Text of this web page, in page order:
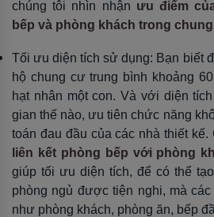
chúng tôi nhìn nhận ưu điểm
bếp và phòng khách trong
Tối ưu diện tích sử dụng: Bạn biết
hộ chung cư trung bình khoảng
hạt nhân một con. Và với diện
gian thế nào, ưu tiên chức năng
toán đau đầu của các nhà thiết
liên kết phòng bếp với phòng
giúp tối ưu diện tích, để có thể
phòng ngủ được tiện nghi, mà
như phòng khách, phòng ăn, bếp